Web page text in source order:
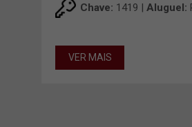
Chave: 1419 | Aluguel:
VER MAIS